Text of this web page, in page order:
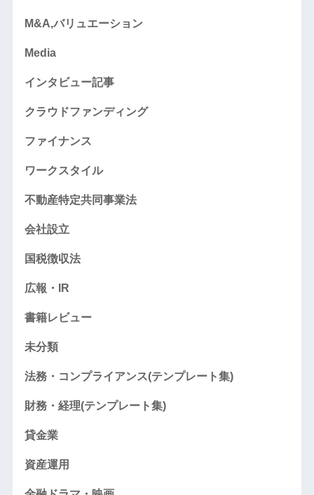
M&A,バリュエーション
Media
インタビュー記事
クラウドファンディング
ファイナンス
ワークスタイル
不動産特定共同事業法
会社設立
国税徴収法
広報・IR
書籍レビュー
未分類
法務・コンプライアンス(テンプレート集)
財務・経理(テンプレート集)
貸金業
資産運用